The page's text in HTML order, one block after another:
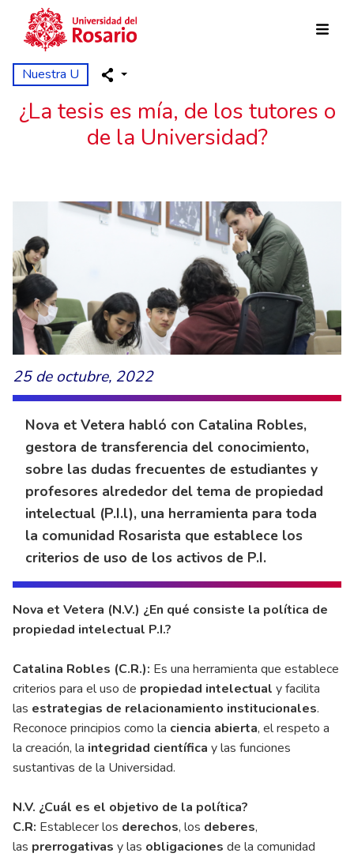
Pasar al contenido principal
Nuestra U
¿La tesis es mía, de los tutores o
de la Universidad?
25 de octubre, 2022
Nova et Vetera habló con Catalina Robles,
gestora de transferencia del conocimiento,
sobre las dudas frecuentes de estudiantes y
profesores alrededor del tema de propiedad
intelectual (P.I.l), una herramienta para toda
la comunidad Rosarista que establece los
criterios de uso de los activos de P.I.
Nova et Vetera (N.V.) ¿En qué consiste la política de
propiedad intelectual P.I.?
Catalina Robles (C.R.): Es una herramienta que establece
criterios para el uso de propiedad intelectual y facilita
las estrategias de relacionamiento institucionales.
Reconoce principios como la ciencia abierta, el respeto a
la creación, la integridad científica y las funciones
sustantivas de la Universidad.
N.V. ¿Cuál es el objetivo de la política?
C.R: Establecer los derechos, los deberes,
las prerrogativas y las obligaciones de la comunidad